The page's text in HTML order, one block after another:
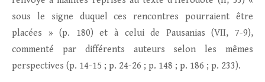
sous le signe duquel ces rencontres pourraient être
placées » (p. 180) et à celui de Pausanias (VII, 7-9),
commenté par différents auteurs selon les mêmes
perspectives (p. 14-15 ; p. 24-26 ; p. 148 ; p. 186 ; p. 233).